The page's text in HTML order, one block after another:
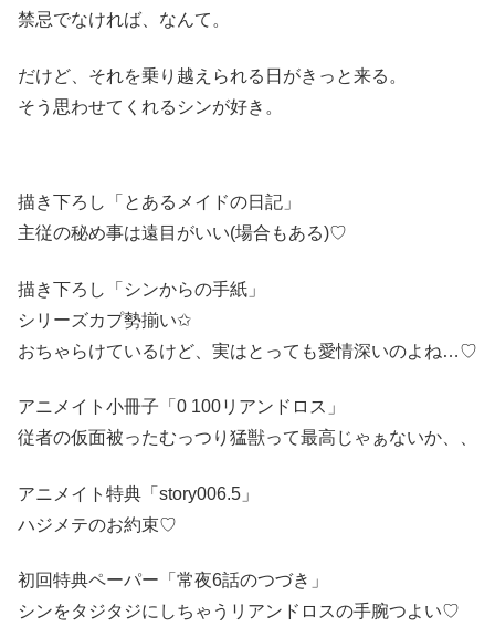
禁忌でなければ、なんて。
だけど、それを乗り越えられる日がきっと来る。
そう思わせてくれるシンが好き。
描き下ろし「とあるメイドの日記」
主従の秘め事は遠目がいい(場合もある)♡
描き下ろし「シンからの手紙」
シリーズカプ勢揃い✩
おちゃらけているけど、実はとっても愛情深いのよね…♡
アニメイト小冊子「0 100リアンドロス」
従者の仮面被ったむっつり猛獣って最高じゃぁないか、、
アニメイト特典「story006.5」
ハジメテのお約束♡
初回特典ペーパー「常夜6話のつづき」
シンをタジタジにしちゃうリアンドロスの手腕つよい♡